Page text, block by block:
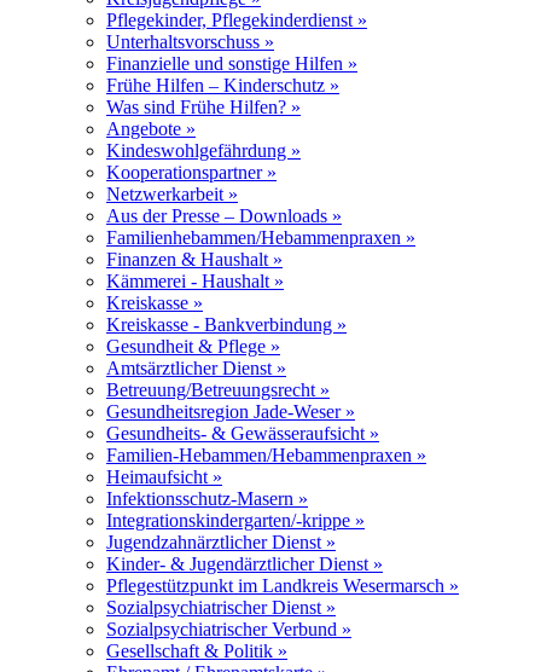
Pflegekinder, Pflegekinderdienst »
Unterhaltsvorschuss »
Finanzielle und sonstige Hilfen »
Frühe Hilfen – Kinderschutz »
Was sind Frühe Hilfen? »
Angebote »
Kindeswohlgefährdung »
Kooperationspartner »
Netzwerkarbeit »
Aus der Presse – Downloads »
Familienhebammen/Hebammenpraxen »
Finanzen & Haushalt »
Kämmerei - Haushalt »
Kreiskasse »
Kreiskasse - Bankverbindung »
Gesundheit & Pflege »
Amtsärztlicher Dienst »
Betreuung/Betreuungsrecht »
Gesundheitsregion Jade-Weser »
Gesundheits- & Gewässeraufsicht »
Familien-Hebammen/Hebammenpraxen »
Heimaufsicht »
Infektionsschutz-Masern »
Integrationskindergarten/-krippe »
Jugendzahnärztlicher Dienst »
Kinder- & Jugendärztlicher Dienst »
Pflegestützpunkt im Landkreis Wesermarsch »
Sozialpsychiatrischer Dienst »
Sozialpsychiatrischer Verbund »
Gesellschaft & Politik »